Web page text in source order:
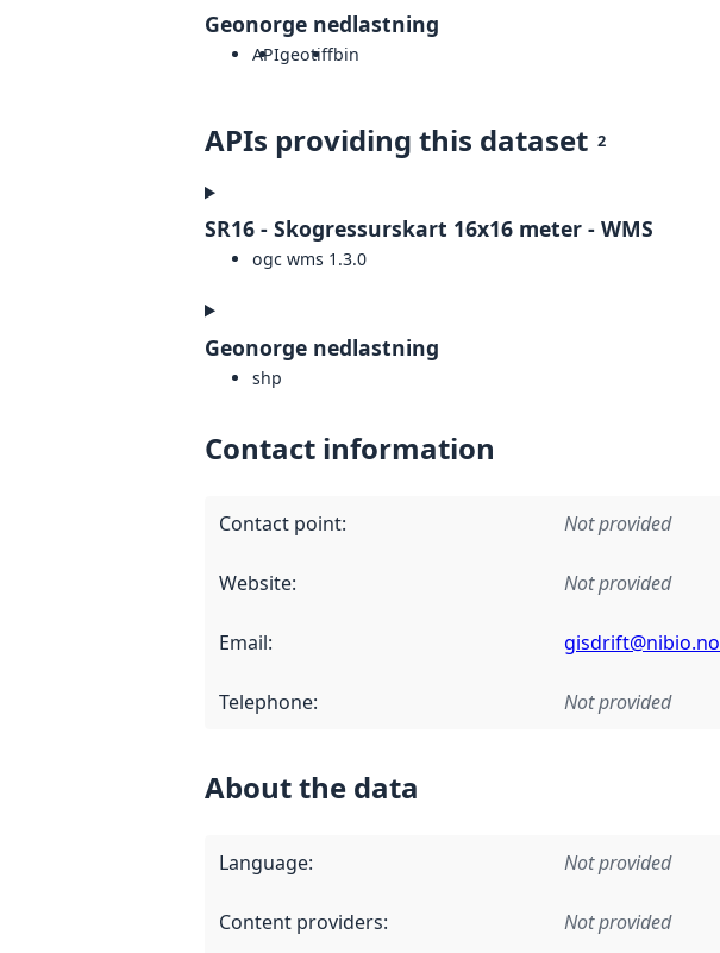
Geonorge nedlastning
APIgeotiffbin
APIs providing this dataset 2
SR16 - Skogressurskart 16x16 meter - WMS
ogc wms 1.3.0
Geonorge nedlastning
shp
Contact information
Contact point: Not provided
Website: Not provided
Email: gisdrift@nibio.no
Telephone: Not provided
About the data
Language: Not provided
Content providers: Not provided